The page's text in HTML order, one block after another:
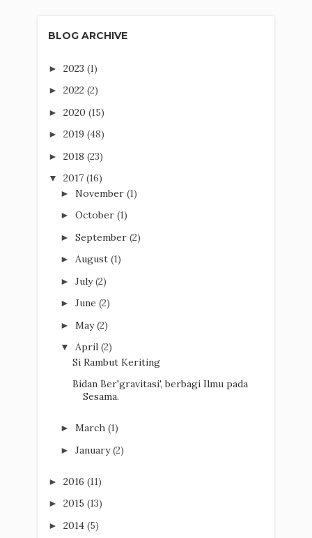
BLOG ARCHIVE
► 2023 (1)
► 2022 (2)
► 2020 (15)
► 2019 (48)
► 2018 (23)
▼ 2017 (16)
► November (1)
► October (1)
► September (2)
► August (1)
► July(2)
► June (2)
► May(2)
▼ April (2)
Si Rambut Keriting
Bidan Ber'gravitasi', berbagi Ilmu pada
Sesama.
► March (1)
► January(2)
► 2016 (11)
► 2015 (13)
► 2014 (5)